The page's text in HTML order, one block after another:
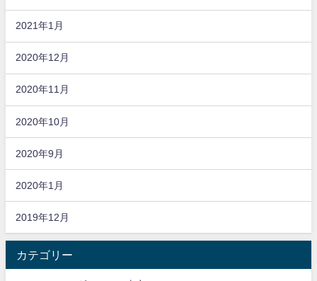
2021年1月
2020年12月
2020年11月
2020年10月
2020年9月
2020年1月
2019年12月
カテゴリー